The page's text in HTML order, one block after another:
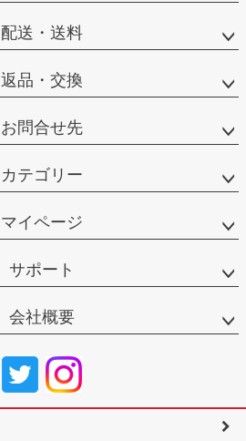
配送・送料
返品・交換
お問合せ先
カテゴリー
マイページ
サポート
会社概要